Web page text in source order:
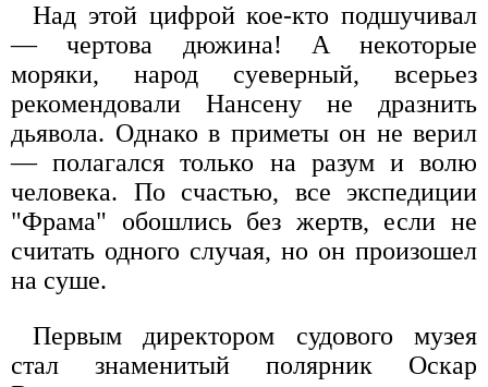
Над этой цифрой кое-кто подшучивал
— чертова дюжина! А некоторые
моряки, народ суеверный, всерьез
рекомендовали Нансену не дразнить
дьявола. Однако в приметы он не верил
— полагался только на разум и волю
человека. По счастью, все экспедиции
"Фрама" обошлись без жертв, если не
считать одного случая, но он произошел
на суше.
Первым директором судового музея
стал знаменитый полярник Оскар